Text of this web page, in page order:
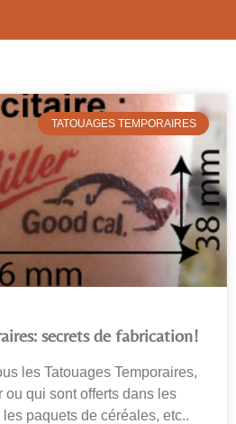
TATOUAGES TEMPORAIRES
secrets de fabrication!
les Tatouages Temporaires,
ou qui sont offerts dans les
paquets de céréales, etc..